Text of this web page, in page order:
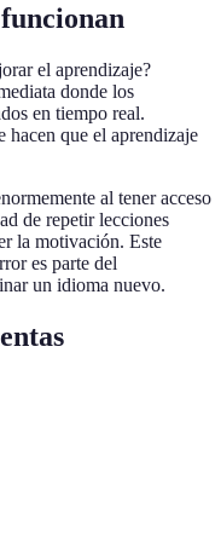
el aprendizaje?
donde los
en tiempo real.
hacen que el aprendizaje
al tener acceso
de repetir lecciones
la motivación. Este
es parte del
un idioma nuevo.